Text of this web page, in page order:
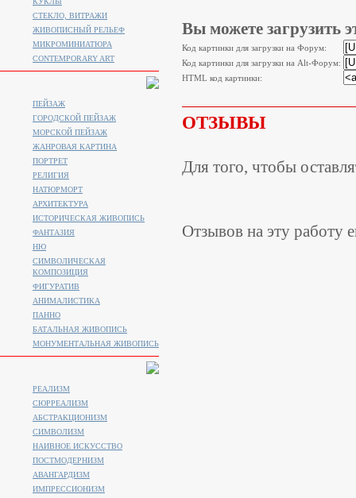
Вы можете загрузить
Код картинки для загрузки на Форум:
Код картинки для загрузки на Alt-Форум:
HTML код картинки:
ОТЗЫВЫ
Для того, чтобы
Отзывов на эту работу
СТЕКЛО, ВИТРАЖИ
ЖИВОПИСНЫЙ РЕЛЬЕФ
МИКРОМИНИАТЮРА
CONTEMPORARY ART
ПЕЙЗАЖ
ГОРОДСКОЙ ПЕЙЗАЖ
МОРСКОЙ ПЕЙЗАЖ
ЖАНРОВАЯ КАРТИНА
ПОРТРЕТ
РЕЛИГИЯ
НАТЮРМОРТ
АРХИТЕКТУРА
ИСТОРИЧЕСКАЯ ЖИВОПИСЬ
ФАНТАЗИЯ
НЮ
СИМВОЛИЧЕСКАЯ
КОМПОЗИЦИЯ
ФИГУРАТИВ
АНИМАЛИСТИКA
ПАННО
БАТАЛЬНАЯ ЖИВОПИСЬ
МОНУМЕНТАЛЬНАЯ ЖИВОПИСЬ
РЕАЛИЗМ
СЮРРЕАЛИЗМ
АБСТРАКЦИОНИЗМ
СИМВОЛИЗМ
НАИВНОЕ ИСКУССТВО
ПОСТМОДЕРНИЗМ
АВАНГАРДИЗМ
ИМПРЕССИОНИЗМ